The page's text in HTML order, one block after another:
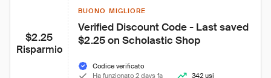
$2.25
Risparmio
BUONO MIGLIORE
Verified Discount Code - Last saved
$2.25 on Scholastic Shop
Codice verificato
Ha funzionato 2 days fa
342 usi